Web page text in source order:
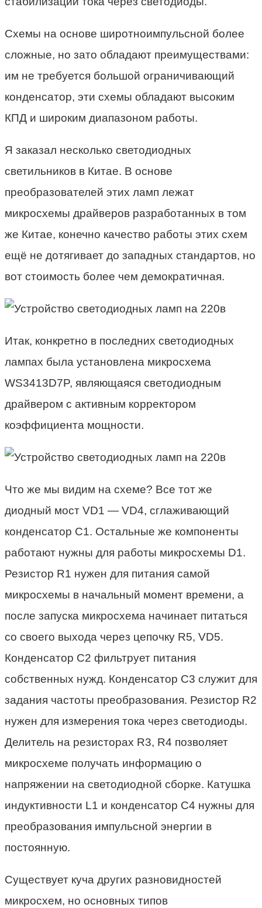
Схемы на основе широтноимпульсной более
сложные, но зато обладают преимуществами:
им не требуется большой ограничивающий
конденсатор, эти схемы обладают высоким
КПД и широким диапазоном работы.
Я заказал несколько светодиодных
светильников в Китае. В основе
преобразователей этих ламп лежат
микросхемы драйверов разработанных в том
же Китае, конечно качество работы этих схем
ещё не дотягивает до западных стандартов, но
вот стоимость более чем демократичная.
Итак, конкретно в последних светодиодных
лампах была установлена микросхема
WS3413D7P, являющаяся светодиодным
драйвером с активным корректором
коэффициента мощности.
Что же мы видим на схеме? Все тот же
диодный мост VD1 — VD4, сглаживающий
конденсатор С1. Остальные же компоненты
работают нужны для работы микросхемы D1.
Резистор R1 нужен для питания самой
микросхемы в начальный момент времени, а
после запуска микросхема начинает питаться
со своего выхода через цепочку R5, VD5.
Конденсатор С2 фильтрует питания
собственных нужд. Конденсатор С3 служит для
задания частоты преобразования. Резистор R2
нужен для измерения тока через светодиоды.
Делитель на резисторах R3, R4 позволяет
микросхеме получать информацию о
напряжении на светодиодной сборке. Катушка
индуктивности L1 и конденсатор C4 нужны для
преобразования импульсной энергии в
постоянную.
Существует куча других разновидностей
микросхем, но основных типов